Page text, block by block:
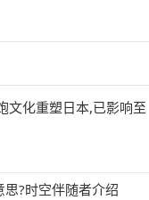
文化重塑日本,已影响至
?时空伴随者介绍